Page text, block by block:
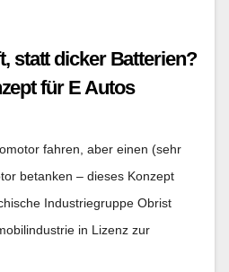
statt dicker Batterien?
für E Autos
fahren, aber einen (sehr
betanken – dieses Konzept
Industriegruppe Obrist
in Lizenz zur